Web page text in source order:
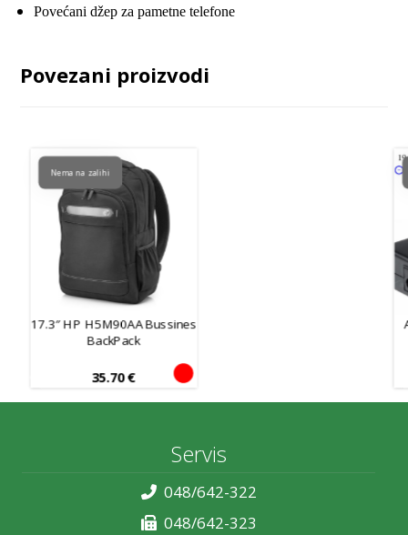
Povećani džep za pametne telefone
Povezani proizvodi
17.3″ HP H5M90AA Bussines
BackPack
35.70€
Nema na zalihi
Servis
048/642-322
048/642-323